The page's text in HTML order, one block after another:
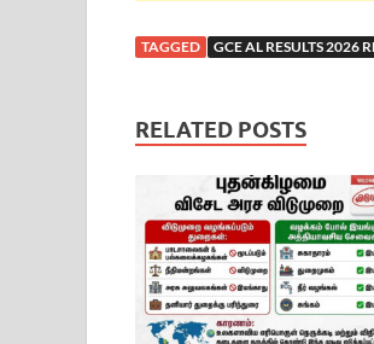
TAGGED GCE AL RESULTS 2026
RELATED POSTS